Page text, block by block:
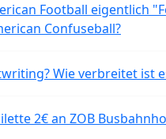
Football eigentlich
Confuseball?
Wie verbreitet ist
2€ an ZOB